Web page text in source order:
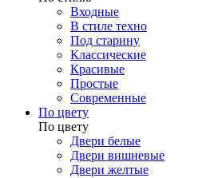
Входные
В стиле техно
Под старину
Классические
Красивые
Простые
Современные
По цвету
По цвету
Двери белые
Двери вишневые
Двери желтые